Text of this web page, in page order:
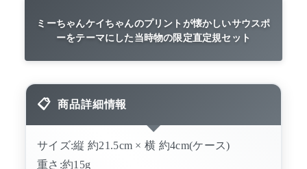
ミーちゃんケイちゃんのプリントが懐かしいサウスポ
ーをテーマにした当時物の限定直定規セット
商品詳細情報
サイズ:縦 約21.5cm × 横 約4cm(ケース)
重さ:約15g